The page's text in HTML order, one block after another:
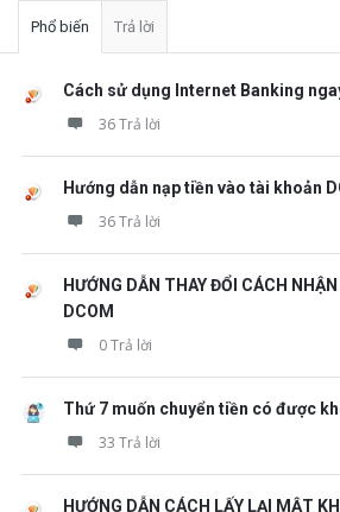
Phổ biến Trả lời
Cách sử dụng Internet Banking
36 Trả lời
Hướng dẫn nạp tiền vào tài khoản
36 Trả lời
HƯỚNG DẪN THAY ĐỔI CÁCH
DCOM
0 Trả lời
Thứ 7 muốn chuyển tiền có được
33 Trả lời
HƯỚNG DẪN CÁCH LẤY LẠI MẬT